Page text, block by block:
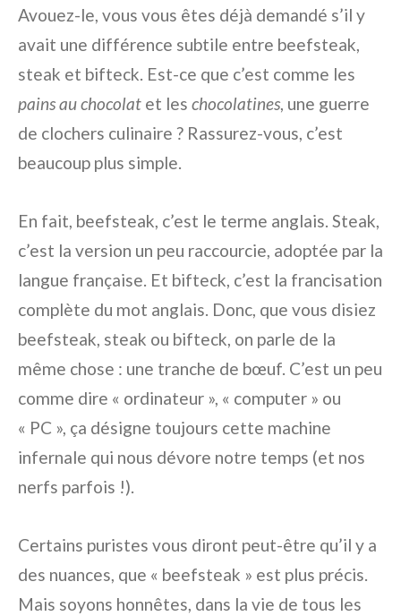
Avouez-le, vous vous êtes déjà demandé s’il y
avait une différence subtile entre beefsteak,
steak et bifteck. Est-ce que c’est comme les
pains au chocolat et les chocolatines, une guerre
de clochers culinaire ? Rassurez-vous, c’est
beaucoup plus simple.
En fait, beefsteak, c’est le terme anglais. Steak,
c’est la version un peu raccourcie, adoptée par la
langue française. Et bifteck, c’est la francisation
complète du mot anglais. Donc, que vous disiez
beefsteak, steak ou bifteck, on parle de la
même chose : une tranche de bœuf. C’est un peu
comme dire « ordinateur », « computer » ou
« PC », ça désigne toujours cette machine
infernale qui nous dévore notre temps (et nos
nerfs parfois !).
Certains puristes vous diront peut-être qu’il y a
des nuances, que « beefsteak » est plus précis.
Mais soyons honnêtes, dans la vie de tous les